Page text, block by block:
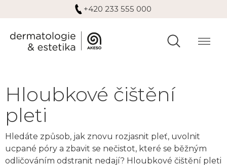
+420 233 555 000
Hloubkové čištění
pleti
Hledáte způsob, jak znovu rozjasnit pleť, uvolnit
ucpané póry a zbavit se nečistot, které se běžným
odličováním odstranit nedají? Hloubkové čištění pleti